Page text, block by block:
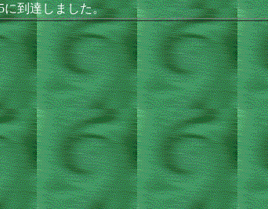
に到達しました。